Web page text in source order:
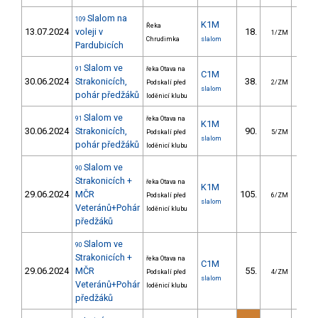
13.07.2024
109 Slalom na
voleji v
Pardubicích
Řeka
Chrudimka
K1M
slalom
18. 1/ZM
30.06.2024
91 Slalom ve
Strakonicích,
pohár předžáků
řeka Otava na
Podskalí před
loděnicí klubu
C1M
slalom
38. 2/ZM
30.06.2024
91 Slalom ve
Strakonicích,
pohár předžáků
řeka Otava na
Podskalí před
loděnicí klubu
K1M
slalom
90. 5/ZM
29.06.2024
90 Slalom ve
Strakonicích +
MČR
Veteránů+Pohár
předžáků
řeka Otava na
Podskalí před
loděnicí klubu
K1M
slalom
105. 6/ZM
29.06.2024
90 Slalom ve
Strakonicích +
MČR
Veteránů+Pohár
předžáků
řeka Otava na
Podskalí před
loděnicí klubu
C1M
slalom
55. 4/ZM